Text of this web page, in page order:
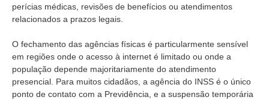
perícias médicas, revisões de benefícios ou atendimentos
relacionados a prazos legais.
O fechamento das agências físicas é particularmente sensível
em regiões onde o acesso à internet é limitado ou onde a
população depende majoritariamente do atendimento
presencial. Para muitos cidadãos, a agência do INSS é o único
ponto de contato com a Previdência, e a suspensão temporária